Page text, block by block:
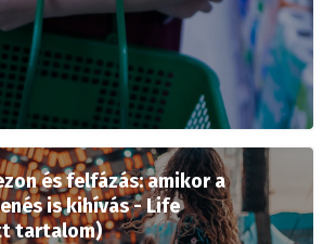
és felfázás: amikor a
is kihívás - Life
tartalom)